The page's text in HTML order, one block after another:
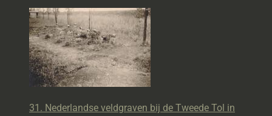
31. Nederlandse veldgraven bij de Tweede Tol in